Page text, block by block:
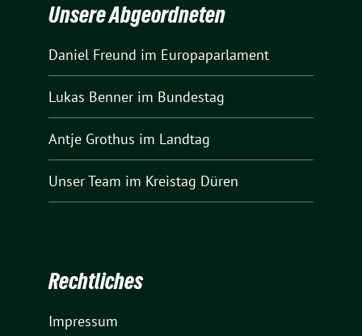
Unsere Abgeordneten
Daniel Freund im Europaparlament
Lukas Benner im Bundestag
Antje Grothus im Landtag
Unser Team im Kreistag Düren
Rechtliches
Impressum